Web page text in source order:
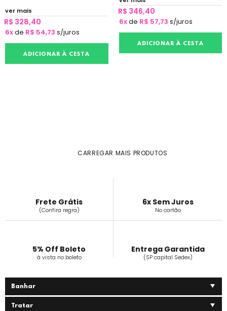
ver mais
R$ 328,40
6xde R$ 54,73 s/juros
ADICIONAR À CESTA
R$ 346,40
6xde R$ 57,73 s/juros
ADICIONAR À CESTA
CARREGAR MAIS PRODUTOS
Frete Grátis
(Confira regra)
6x Sem Juros
No cartão
5% Off Boleto
à vista no boleto
Entrega Garantida
(SP capital Sedex)
Banhar
Tratar